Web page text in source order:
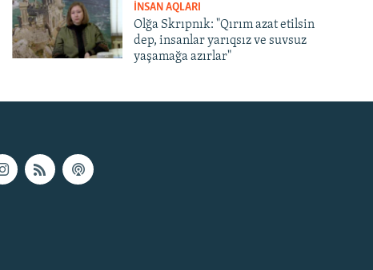
İNSAN AQLARI
Olğa Skrıpnık: "Qırım azat etilsin
dep, insanlar yarıqsız ve suvsuz
yaşamağa azırlar"